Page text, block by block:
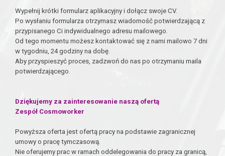
Wypełnij krótki formularz aplikacyjny i dołącz swoje CV.
Po wysłaniu formularza otrzymasz wiadomość potwierdzającą z
przypisanego Ci indywidualnego adresu mailowego.
Od tego momentu możesz kontaktować się z nami mailowo 7 dni
w tygodniu, 24 godziny na dobę.
Aby przyspieszyć proces, zadzwoń do nas po otrzymaniu maila
potwierdzającego.
Dziękujemy za zainteresowanie naszą ofertą
Zespół Cosmoworker
Powyższa oferta jest ofertą pracy na podstawie zagranicznej
umowy o pracę tymczasową.
Nie oferujemy prac w ramach oddelegowania do pracy za granicą,